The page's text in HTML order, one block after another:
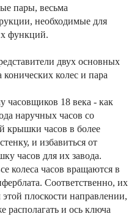
пары, весьма
необходимые для
функций.
двух основных
колес и пара
часовщиков 18 века - как
наручных часов со
крышки часов в более
и избавиться от
часов для их завода.
колеса часов вращаются в
Соответственно, их
плоскости направлении,
располагать и ось ключа